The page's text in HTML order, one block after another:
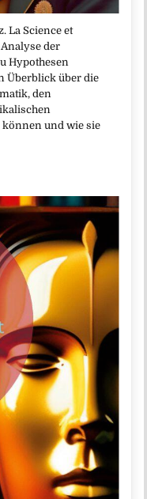
La Science et
der
Hypothesen
Überblick über die
den
und wie sie